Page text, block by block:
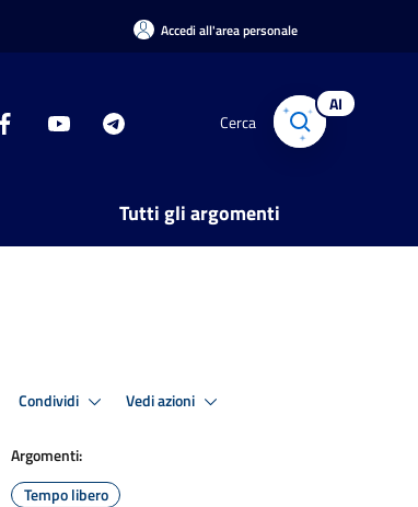
Accedi all'area personale
Cerca
AI
Tutti gli argomenti
Condividi Vedi azioni
Argomenti:
Tempo libero